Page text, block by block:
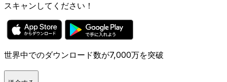
スキャンしてください！
世界中でのダウンロード数が7,000万を突破